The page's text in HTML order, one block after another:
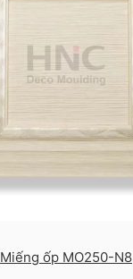
Miếng ốp MO250-N8